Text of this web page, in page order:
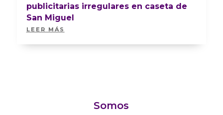
publicitarias irregulares en caseta de
San Miguel
LEER MÁS
Somos